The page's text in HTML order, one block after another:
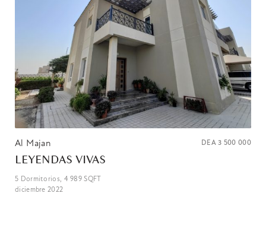
Al Majan DEA3 500 000
LEYENDAS VIVAS
5 Dormitorios, 4 989 SQFT
diciembre 2022